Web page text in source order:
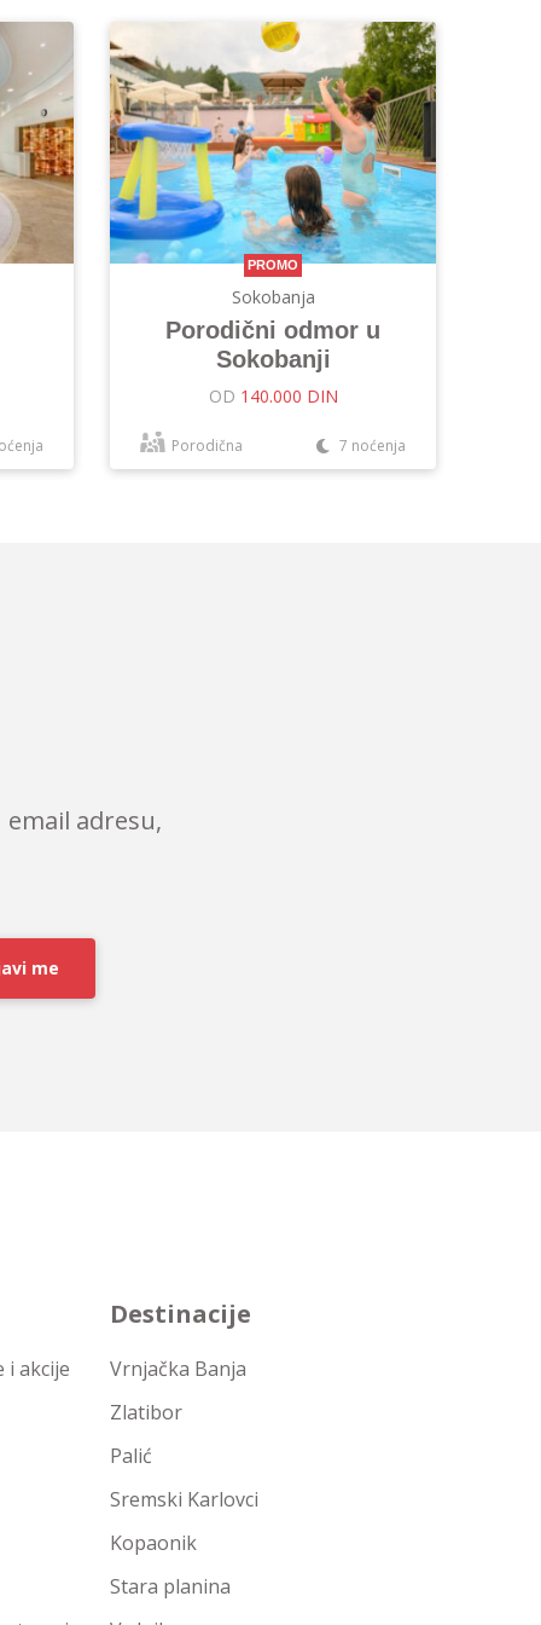
PROMO
Sokobanja
Porodični odmor u
Sokobanji
OD 140.000 DIN
Porodična 7 noćenja
adresu,
me
i akcije
Destinacije
Vrnjačka Banja
Zlatibor
Palić
Sremski Karlovci
Kopaonik
Stara planina